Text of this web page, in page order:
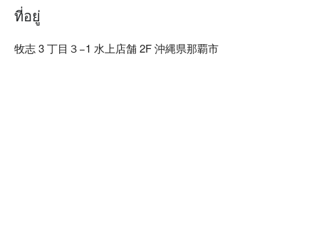
鐘，地點便利，方便在觀光行程之間順道造訪。您也可以穿著
服裝前往周邊景點，例如首里城與福州園散步遊覽。
ที่อยู่
牧志 3 丁目３−1 水上店舗 2F 沖縄県那覇市